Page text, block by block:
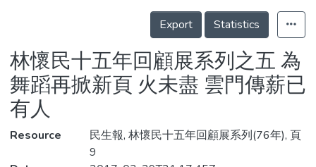
Statistics
Details
Export
Statistics
林懷民十五年回顧展系列之五 為
舞蹈再掀新頁 火未盡 雲門傳薪已
有人
Resource
民生報, 林懷民十五年回顧展系列(76年), 頁
9